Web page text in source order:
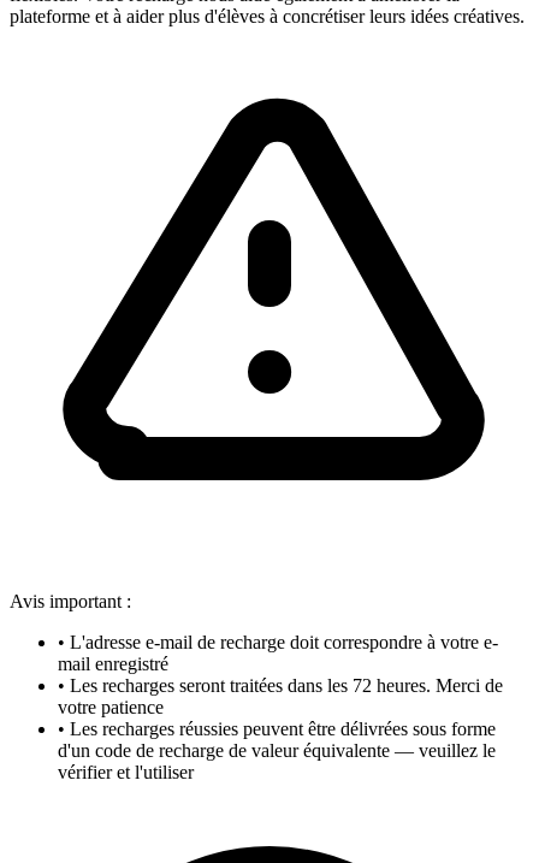
plateforme et à aider plus d'élèves à concrétiser leurs idées créatives.
Avis important :
• L'adresse e-mail de recharge doit correspondre à votre e-
mail enregistré
• Les recharges seront traitées dans les 72 heures. Merci de
votre patience
• Les recharges réussies peuvent être délivrées sous forme
d'un code de recharge de valeur équivalente — veuillez le
vérifier et l'utiliser